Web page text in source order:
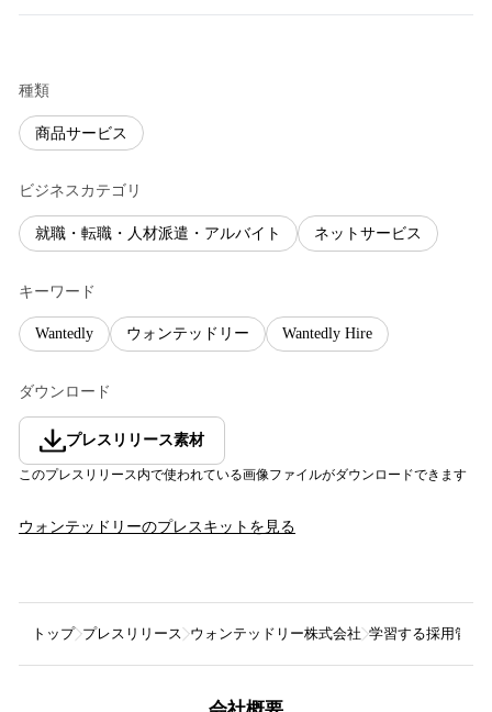
種類
商品サービス
ビジネスカテゴリ
就職・転職・人材派遣・アルバイト ネットサービス
キーワード
Wantedly ウォンテッドリー Wantedly Hire
ダウンロード
プレスリリース素材
このプレスリリース内で使われている画像ファイルがダウンロードできます
ウォンテッドリーのプレスキットを見る
トップ プレスリリース ウォンテッドリー株式会社 学習する採用管理